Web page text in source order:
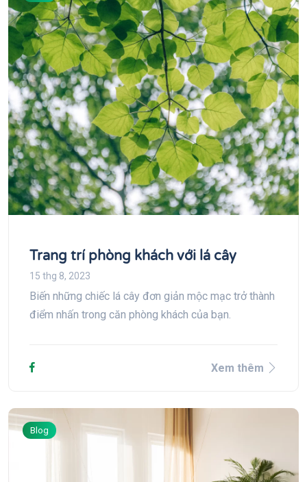
Trang trí phòng khách với lá cây
15 thg 8, 2023
Biến những chiếc lá cây đơn giản mộc mạc trở thành
điểm nhấn trong căn phòng khách của bạn.
Xem thêm
Blog